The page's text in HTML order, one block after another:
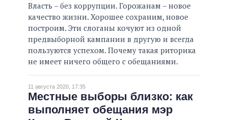
Власть – без коррупции. Горожанам – новое
качество жизни. Хорошее сохраним, новое
построим. Эти слоганы кочуют из одной
предвыборной кампании в другую и всегда
пользуются успехом. Почему такая риторика
не имеет ничего общего с обещаниями.
11 августа 2020, 17:35
Местные выборы близко: как
выполняет обещания мэр